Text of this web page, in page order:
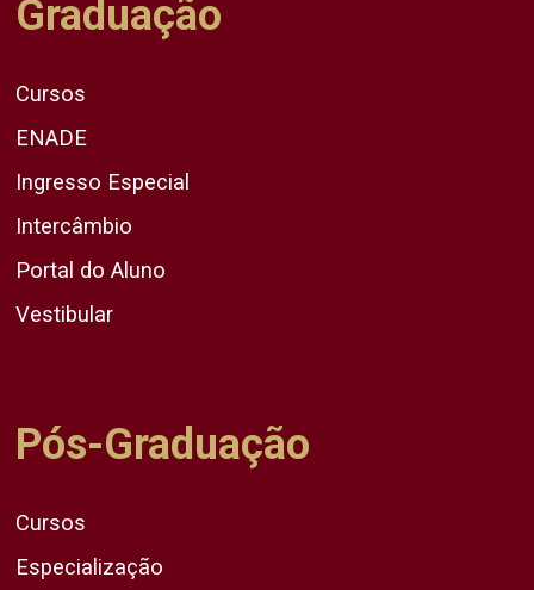
Graduação
Cursos
ENADE
Ingresso Especial
Intercâmbio
Portal do Aluno
Vestibular
Pós-Graduação
Cursos
Especialização